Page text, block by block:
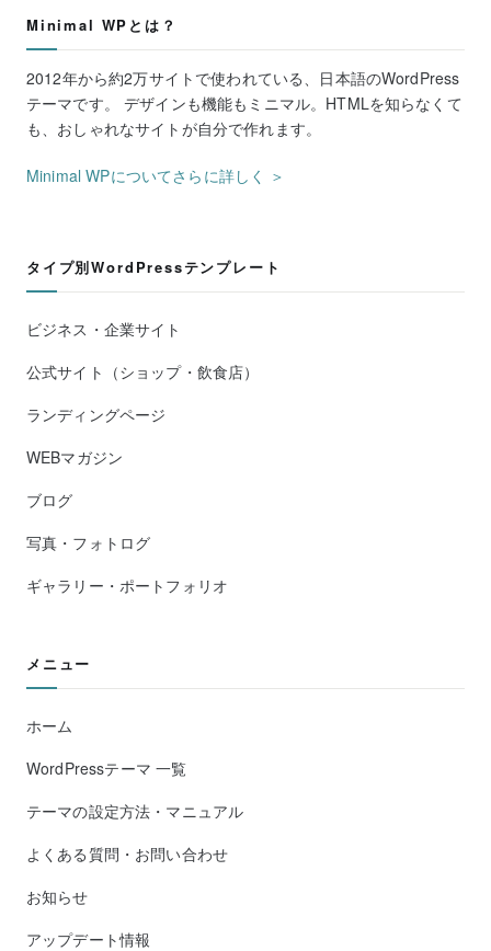
Minimal WPとは？
2012年から約2万サイトで使われている、日本語のWordPress
テーマです。 デザインも機能もミニマル。HTMLを知らなくて
も、おしゃれなサイトが自分で作れます。
Minimal WPについてさらに詳しく ＞
タイプ別WordPressテンプレート
ビジネス・企業サイト
公式サイト（ショップ・飲食店）
ランディングページ
WEBマガジン
ブログ
写真・フォトログ
ギャラリー・ポートフォリオ
メニュー
ホーム
WordPressテーマ 一覧
テーマの設定方法・マニュアル
よくある質問・お問い合わせ
お知らせ
アップデート情報